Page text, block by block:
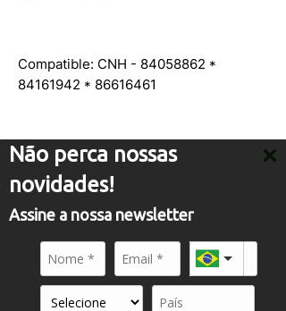
Não perca nossas
novidades!
Assine a nossa newsletter
Compatible: CNH - 84058862 *
84161942 * 86616461
SERVICE
+55 (19) 3437-2010
+55 (19) 97155-8740